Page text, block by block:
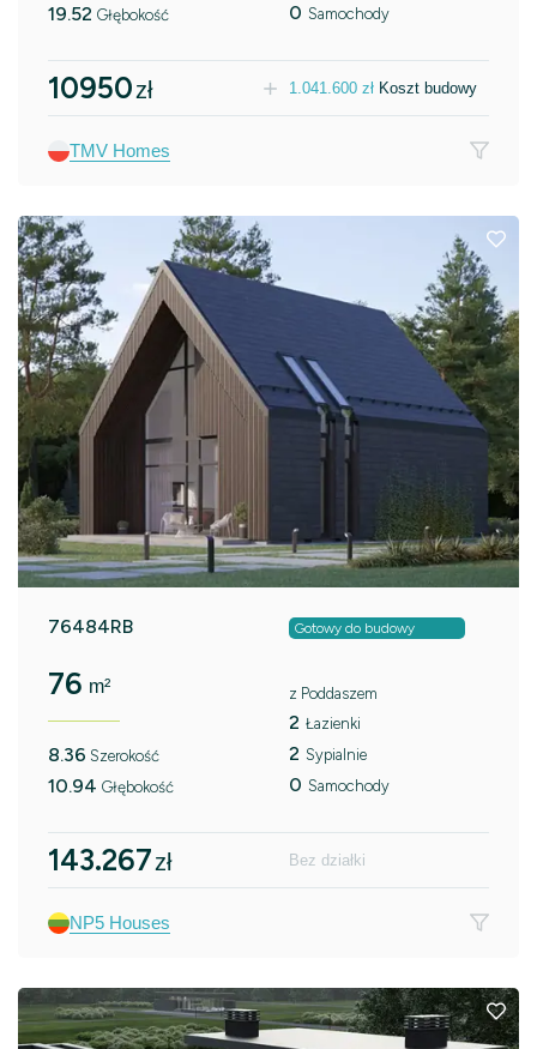
19.52 Głębokość 0 Samochody
10950zł 1.041.600 zł Koszt budowy
TMV Homes
76484RB Gotowy do budowy
76 m²
8.36 Szerokość
10.94 Głębokość
z Poddaszem
2 Łazienki
2 Sypialnie
0 Samochody
143.267zł Bez działki
NP5 Houses